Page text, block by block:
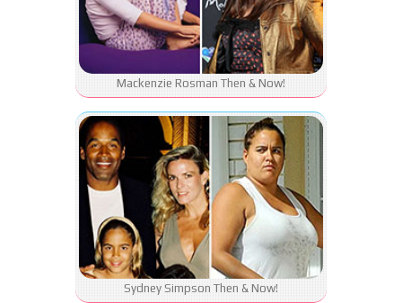
Mackenzie Rosman Then & Now!
Sydney Simpson Then & Now!